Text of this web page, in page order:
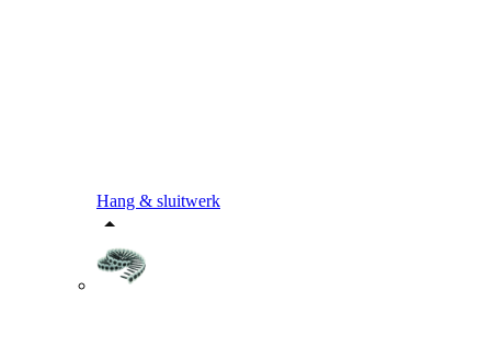
Hang & sluitwerk